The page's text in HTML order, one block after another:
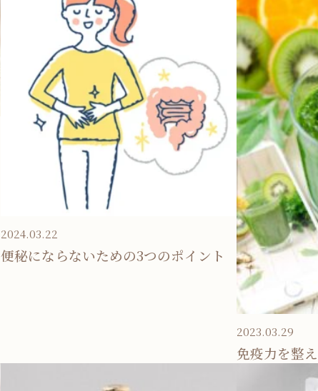
2024.03.22
便秘にならないための3つのポイント
2023.03.29
免疫力を整